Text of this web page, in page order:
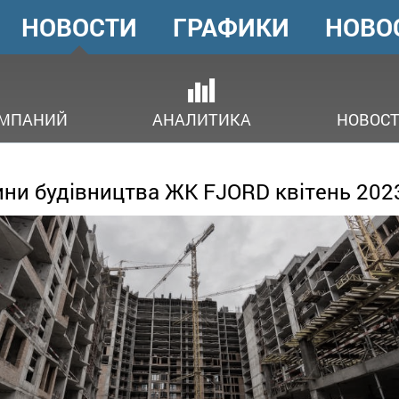
ГОЛОВНЕ
МЕНЮ
НОВОСТИ
АНАЛИТИКА
ГРАФИКИ
будівництва ЖК FJORD квітень